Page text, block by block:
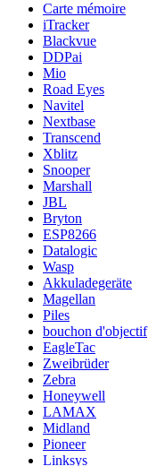
Carte mémoire
iTracker
Blackvue
DDPai
Mio
Road Eyes
Navitel
Nextbase
Transcend
Xblitz
Snooper
Marshall
JBL
Bryton
ESP8266
Datalogic
Wasp
Akkuladegeräte
Magellan
Piles
bouchon d'objectif
EagleTac
Zweibrüder
Zebra
Honeywell
LAMAX
Midland
Pioneer
Linksys